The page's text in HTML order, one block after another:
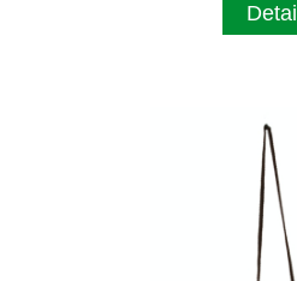
Detail